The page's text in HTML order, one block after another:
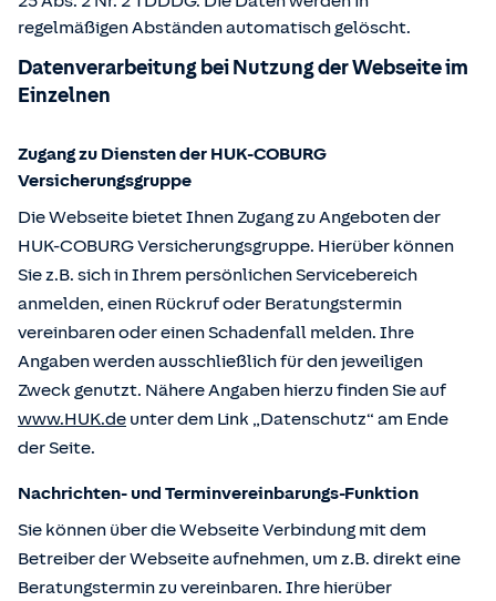
regelmäßigen Abständen automatisch gelöscht.
Datenverarbeitung bei Nutzung der Webseite im
Einzelnen
Zugang zu Diensten der HUK-COBURG
Versicherungsgruppe
Die Webseite bietet Ihnen Zugang zu Angeboten der
HUK-COBURG Versicherungsgruppe. Hierüber können
Sie z.B. sich in Ihrem persönlichen Servicebereich
anmelden, einen Rückruf oder Beratungstermin
vereinbaren oder einen Schadenfall melden. Ihre
Angaben werden ausschließlich für den jeweiligen
Zweck genutzt. Nähere Angaben hierzu finden Sie auf
www.HUK.de unter dem Link „Datenschutz“ am Ende
der Seite.
Nachrichten- und Terminvereinbarungs-Funktion
Sie können über die Webseite Verbindung mit dem
Betreiber der Webseite aufnehmen, um z.B. direkt eine
Beratungstermin zu vereinbaren. Ihre hierüber